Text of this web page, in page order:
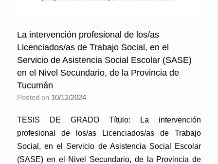
La intervención profesional de los/as
Licenciados/as de Trabajo Social, en el
Servicio de Asistencia Social Escolar (SASE)
en el Nivel Secundario, de la Provincia de
Tucumán
Posted on 10/12/2024
TESIS DE GRADO Título: La intervención
profesional de los/as Licenciados/as de Trabajo
Social, en el Servicio de Asistencia Social Escolar
(SASE) en el Nivel Secundario, de la Provincia de